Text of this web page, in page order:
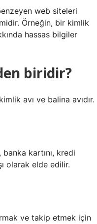
web siteleri
Örneğin, bir kimlik
hassas bilgiler
biridir?
avı ve balina avıdır.
kartını, kredi
olarak elde edilir.
ve takip etmek için